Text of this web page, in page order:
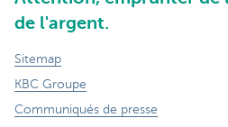
de l'argent.
Sitemap
KBC Groupe
Communiqués de presse